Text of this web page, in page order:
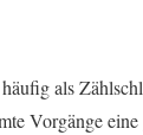
als
Vorgänge